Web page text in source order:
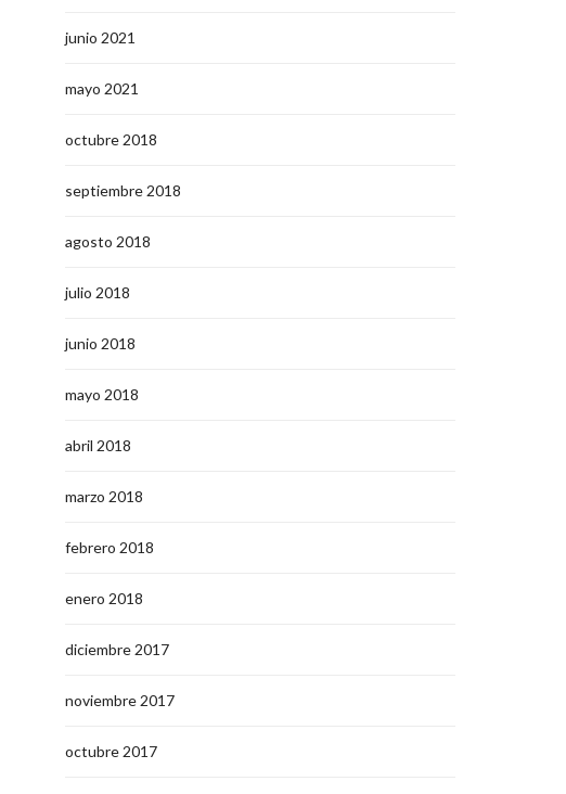
junio 2021
mayo 2021
octubre 2018
septiembre 2018
agosto 2018
julio 2018
junio 2018
mayo 2018
abril 2018
marzo 2018
febrero 2018
enero 2018
diciembre 2017
noviembre 2017
octubre 2017